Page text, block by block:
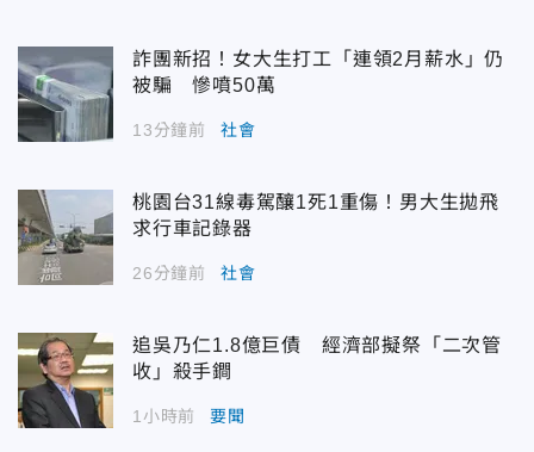
詐團新招！女大生打工「連領2月薪水」仍
被騙 慘噴50萬
13分鐘前 社會
桃園台31線毒駕釀1死1重傷！男大生拋飛
求行車記錄器
26分鐘前 社會
追吳乃仁1.8億巨債 經濟部擬祭「二次管
收」殺手鐧
1小時前 要聞